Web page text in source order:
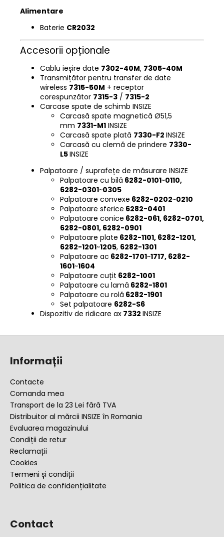
Alimentare
Baterie CR2032
Accesorii opționale
Cablu ieșire date 7302-40M, 7305-40M
Transmițător pentru transfer de date
wireless 7315-50M + receptor
corespunzător 7315-3 / 7315-2
Carcase spate de schimb INSIZE
Carcasă spate magnetică Ø51,5
mm 7331-M1 INSIZE
Carcasă spate plată 7330-F2 INSIZE
Carcasă cu clemă de prindere 7330-
L5INSIZE
Palpatoare / suprafețe de măsurare INSIZE
Palpatoare cu bilă 6282-0101~0110,
6282-0301~0305
Palpatoare convexe 6282-0202~0210
Palpatoare sferice 6282-0401
Palpatoare conice 6282-061, 6282-0701,
6282-0801, 6282-0901
Palpatoare plate 6282-1101, 6282-1201,
6282-1201~1205, 6282-1301
Palpatoare ac 6282-1701~1717, 6282-
1601~1604
Palpatoare cuțit 6282-1001
Palpatoare cu lamă 6282-1801
Palpatoare cu rolă 6282-1901
Set palpatoare 6282-S6
Dispozitiv de ridicare ax 7332 INSIZE
Informații
Contacte
Comanda mea
Transport de la 23 Lei fără TVA
Distribuitor al mărcii INSIZE în Romania
Evaluarea magazinului
Condiții de retur
Reclamații
Cookies
Termeni și condiții
Politica de confidențialitate
Contact